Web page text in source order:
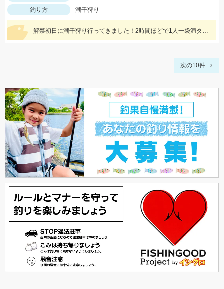
釣り方
潮干狩り
解禁初日に潮干狩り行ってきました！2時間ほどで1人一袋満タンになりましたよ♪
次の10件